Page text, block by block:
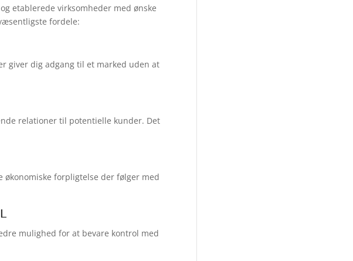
etablerede virksomheder med ønske
fordele:
giver dig adgang til et marked uden at
relationer til potentielle kunder. Det
forpligtelse der følger med
mulighed for at bevare kontrol med